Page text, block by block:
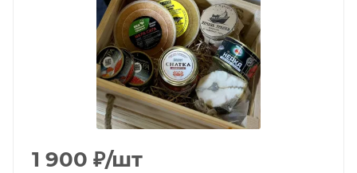
1 900 ₽/шт